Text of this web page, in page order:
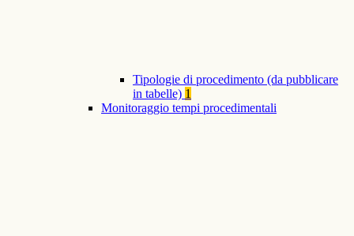
Tipologie di procedimento (da pubblicare
in tabelle) 1
Monitoraggio tempi procedimentali